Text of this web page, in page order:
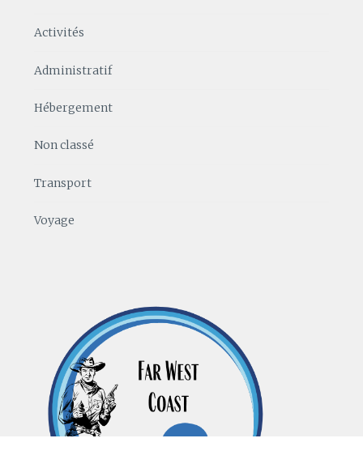
Activités
Administratif
Hébergement
Non classé
Transport
Voyage